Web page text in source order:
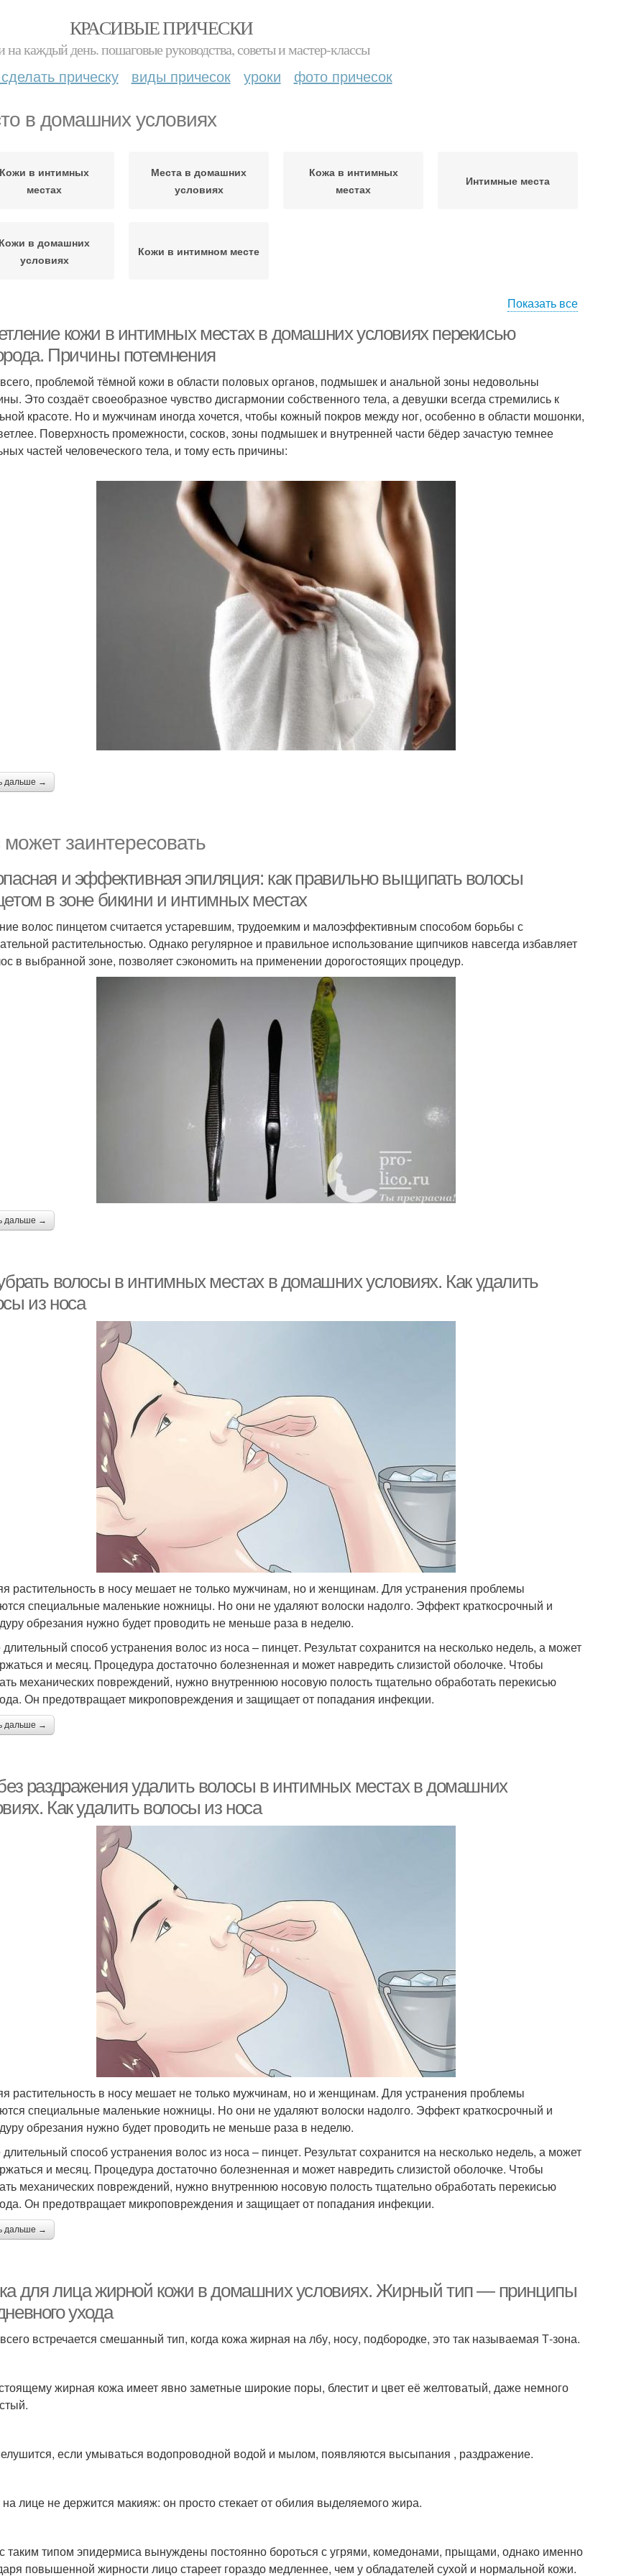
КРАСИВЫЕ ПРИЧЕСКИ
на каждый день. пошаговые руководства, советы и мастер-классы
прическу виды причесок уроки фото причесок
в домашних условиях
Кожи в интимных
местах
Места в домашних
условиях
Кожа в интимных
местах
Интимные места
Кожи в домашних
условиях
Кожи в интимном месте
Показать все
кожи в интимных местах в домашних условиях перекисью
Причины потемнения
проблемой тёмной кожи в области половых органов, подмышек и анальной зоны недовольны
Это создаёт своеобразное чувство дисгармонии собственного тела, а девушки всегда стремились к
красоте. Но и мужчинам иногда хочется, чтобы кожный покров между ног, особенно в области мошонки,
Поверхность промежности, сосков, зоны подмышек и внутренней части бёдер зачастую темнее
частей человеческого тела, и тому есть причины:
дальше →
заинтересовать
и эффективная эпиляция: как правильно выщипать волосы
в зоне бикини и интимных местах
волос пинцетом считается устаревшим, трудоемким и малоэффективным способом борьбы с
растительностью. Однако регулярное и правильное использование щипчиков навсегда избавляет
в выбранной зоне, позволяет сэкономить на применении дорогостоящих процедур.
дальше →
волосы в интимных местах в домашних условиях. Как удалить
из носа
растительность в носу мешает не только мужчинам, но и женщинам. Для устранения проблемы
специальные маленькие ножницы. Но они не удаляют волоски надолго. Эффект краткосрочный и
обрезания нужно будет проводить не меньше раза в неделю.
способ устранения волос из носа – пинцет. Результат сохранится на несколько недель, а может
и месяц. Процедура достаточно болезненная и может навредить слизистой оболочке. Чтобы
механических повреждений, нужно внутреннюю носовую полость тщательно обработать перекисью
Он предотвращает микроповреждения и защищает от попадания инфекции.
дальше →
раздражения удалить волосы в интимных местах в домашних
Как удалить волосы из носа
растительность в носу мешает не только мужчинам, но и женщинам. Для устранения проблемы
специальные маленькие ножницы. Но они не удаляют волоски надолго. Эффект краткосрочный и
обрезания нужно будет проводить не меньше раза в неделю.
способ устранения волос из носа – пинцет. Результат сохранится на несколько недель, а может
и месяц. Процедура достаточно болезненная и может навредить слизистой оболочке. Чтобы
механических повреждений, нужно внутреннюю носовую полость тщательно обработать перекисью
Он предотвращает микроповреждения и защищает от попадания инфекции.
дальше →
для лица жирной кожи в домашних условиях. Жирный тип — принципы
ухода
встречается смешанный тип, когда кожа жирная на лбу, носу, подбородке, это так называемая Т-зона.
жирная кожа имеет явно заметные широкие поры, блестит и цвет её желтоватый, даже немного
если умываться водопроводной водой и мылом, появляются высыпания , раздражение.
лице не держится макияж: он просто стекает от обилия выделяемого жира.
таким типом эпидермиса вынуждены постоянно бороться с угрями, комедонами, прыщами, однако именно
повышенной жирности лицо стареет гораздо медленнее, чем у обладателей сухой и нормальной кожи.